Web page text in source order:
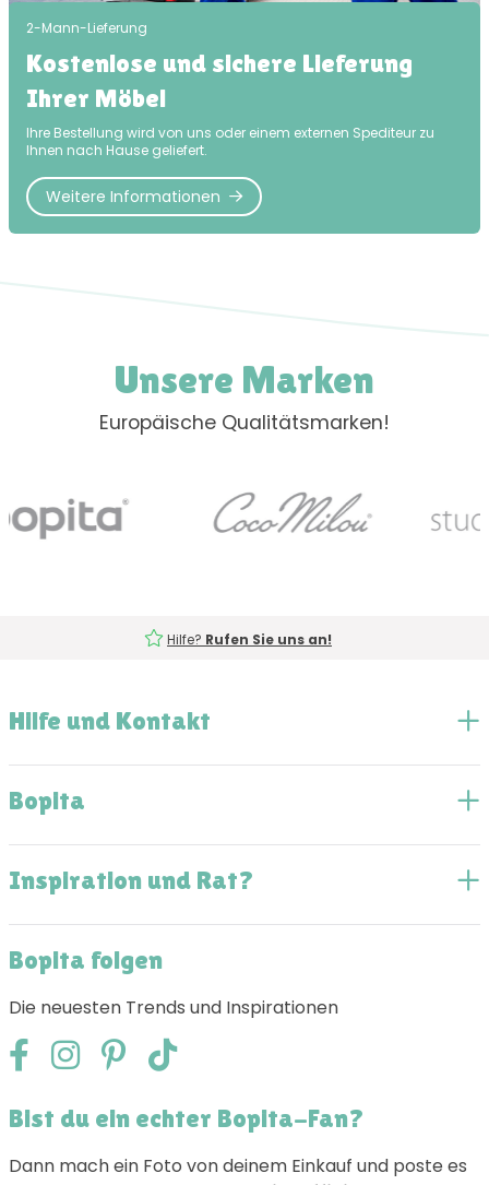
2-Mann-Lieferung
Kostenlose und sichere Lieferung
Ihrer Möbel
Ihre Bestellung wird von uns oder einem externen Spediteur zu
Ihnen nach Hause geliefert.
Weitere Informationen
Unsere Marken
Europäische Qualitätsmarken!
Hilfe? Rufen Sie uns an!
Hilfe und Kontakt
Bopita
Inspiration und Rat?
Bopita folgen
Die neuesten Trends und Inspirationen
Bist du ein echter Bopita-Fan?
Dann mach ein Foto von deinem Einkauf und poste es